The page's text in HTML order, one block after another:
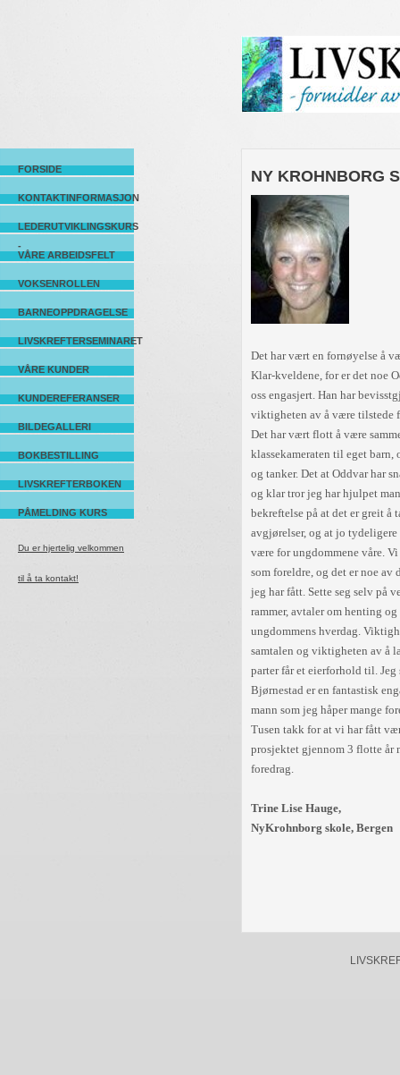
FORSIDE
KONTAKTINFORMASJON
LEDERUTVIKLINGSKURS
-
VÅRE ARBEIDSFELT
VOKSENROLLEN
BARNEOPPDRAGELSE
LIVSKREFTERSEMINARET
VÅRE KUNDER
KUNDEREFERANSER
BILDEGALLERI
BOKBESTILLING
LIVSKREFTERBOKEN
PÅMELDING KURS
Du er hjertelig velkommen
til å ta kontakt!
NY KROHNBORG
Det har vært en fornøyelse å
Klar-kveldene, for er det noe
oss engasjert. Han har
viktigheten av å være tilstede
Det har vært flott å være
klassekameraten til eget
og tanker. Det at Oddvar har
og klar tror jeg har hjulpet
bekreftelse på at det er greit å
avgjørelser, og at jo
være for ungdommene våre.
som foreldre, og det er noe
jeg har fått. Sette seg selv på
rammer, avtaler om henting
ungdommens hverdag.
samtalen og viktigheten av å
parter får et eierforhold til. Jeg
Bjørnestad er en fantastisk
mann som jeg håper mange
Tusen takk for at vi har fått
prosjektet gjennom 3 flotte år
foredrag. 
Trine Lise Hauge,
NyKrohnborg skole, Bergen